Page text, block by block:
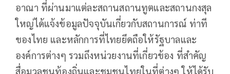
อาณา ที่ผ่านมาแต่ละสถานสถานทูตและสถานกงสุล
ใหญ่ได้แจ้งข้อมูลปัจจุบันเกี่ยวกับสถานการณ์ ท่าที
ของไทย และหลักการที่ไทยยึดถือให้รัฐบาลและ
องค์การต่างๆ รวมถึงหน่วยงานที่เกี่ยวข้อง ที่สำคัญ
สื่อมวลชนท้องถิ่นและชุมชนไทยในที่ต่างๆ ให้ได้รับ